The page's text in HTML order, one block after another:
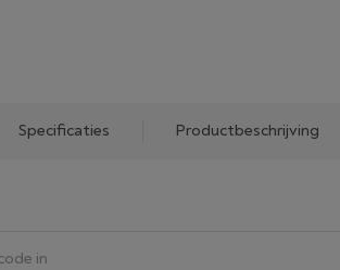
Specificaties Productbeschrijving